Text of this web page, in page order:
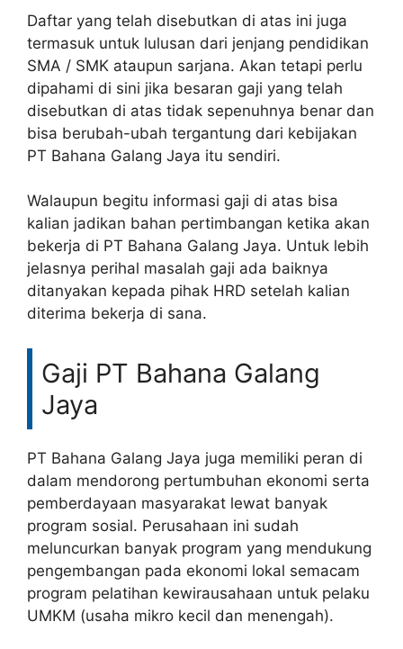
Daftar yang telah disebutkan di atas ini juga
termasuk untuk lulusan dari jenjang pendidikan
SMA / SMK ataupun sarjana. Akan tetapi perlu
dipahami di sini jika besaran gaji yang telah
disebutkan di atas tidak sepenuhnya benar dan
bisa berubah-ubah tergantung dari kebijakan
PT Bahana Galang Jaya itu sendiri.
Walaupun begitu informasi gaji di atas bisa
kalian jadikan bahan pertimbangan ketika akan
bekerja di PT Bahana Galang Jaya. Untuk lebih
jelasnya perihal masalah gaji ada baiknya
ditanyakan kepada pihak HRD setelah kalian
diterima bekerja di sana.
Gaji PT Bahana Galang
Jaya
PT Bahana Galang Jaya juga memiliki peran di
dalam mendorong pertumbuhan ekonomi serta
pemberdayaan masyarakat lewat banyak
program sosial. Perusahaan ini sudah
meluncurkan banyak program yang mendukung
pengembangan pada ekonomi lokal semacam
program pelatihan kewirausahaan untuk pelaku
UMKM (usaha mikro kecil dan menengah).